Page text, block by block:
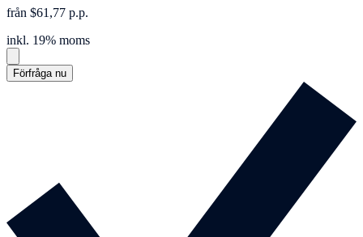
från $61,77 p.p.
inkl. 19% moms
Förfråga nu